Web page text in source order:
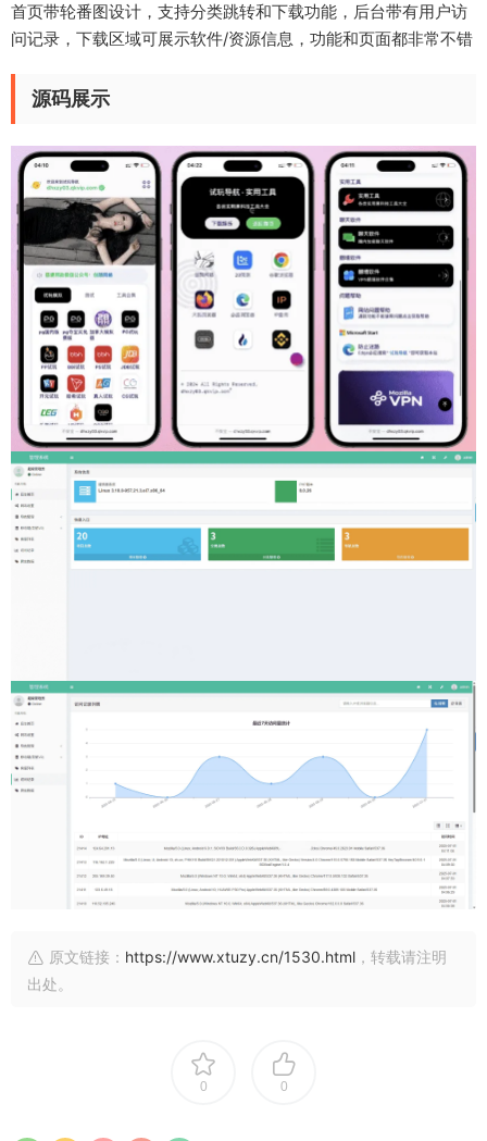
首页带轮番图设计，支持分类跳转和下载功能，后台带有用户访
问记录，下载区域可展示软件/资源信息，功能和页面都非常不错
源码展示
原文链接： https://www.xtuzy.cn/1530.html ，转载请注明
出处。
0 0